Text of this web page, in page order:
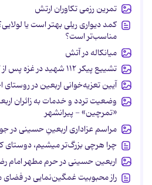
تمرین رزمی تکاوران ارتش
کمد دیواری ریلی بهتر است یا
مناسب‌تر است؟
میانکاله در آتش
تشییع پیکر ۱۱۲ شهید در غزه پس از ۳ سال زیر آوار ماندن
آیین تعزیه‌خوانی اربعین در روستای
وضعیت تردد و خدمات به زائران
«تمرچین» - پیرانشهر
مراسم عزاداری اربعینِ حسینی در
چرا هرچی بزرگ‌تر میشیم، دوستای
اربعین حسینی در حرم مطهر امام
راز محبوبیت غمگین‌نمایی در فضای